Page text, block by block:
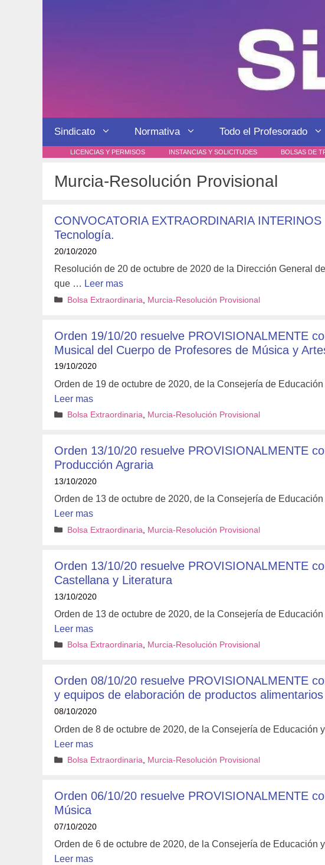
Sindicato Normativa Todo el Profesorado
LICENCIAS Y PERMISOS INSTANCIAS Y SOLICITUDES BOLSAS DE
Murcia-Resolución Provisional
CONVOCATORIA EXTRAORDINARIA
Tecnología.
20/10/2020
Resolución de 20 de octubre de 2020 de la Dirección General
que … Leer mas
Categorías
Bolsa Extraordinaria Murcia-Resolución Provisional
Orden 19/10/20 resuelve PROVISIONALMENTE
Musical del Cuerpo de Profesores de Música y
19/10/2020
Orden de 19 de octubre de 2020, de la Consejería de
Leer mas
Categorías
Bolsa Extraordinaria, Murcia-Resolución Provisional
Orden 13/10/20 resuelve PROVISIONALMENTE
Producción Agraria
13/10/2020
Orden de 13 de octubre de 2020, de la Consejería de
Leer mas
Categorías
Bolsa Extraordinaria Murcia-Resolución Provisional
Orden 13/10/20 resuelve PROVISIONALMENTE
Castellana y Literatura
13/10/2020
Orden de 13 de octubre de 2020, de la Consejería de
Leer mas
Categorías
Bolsa Extraordinaria, Murcia-Resolución Provisional
Orden 08/10/20 resuelve PROVISIONALMENTE
y equipos de elaboración de productos alimentarios
08/10/2020
Orden de 8 de octubre de 2020, de la Consejería de
Leer mas
Categorías
Bolsa Extraordinaria, Murcia-Resolución Provisional
Orden 06/10/20 resuelve PROVISIONALMENTE
Música
07/10/2020
Orden de 6 de octubre de 2020, de la Consejería de
Leer mas